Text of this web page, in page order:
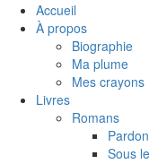
Accueil
À propos
Biographie
Ma plume
Mes crayons
Livres
Romans
Pardon
Sous